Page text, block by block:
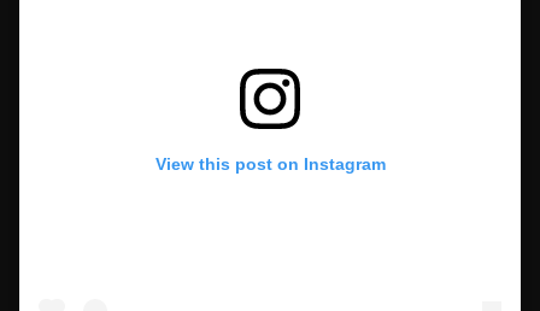
View this post on Instagram